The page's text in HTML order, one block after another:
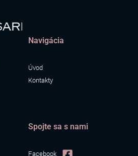
Navigácia
Úvod
Kontakty
Spojte sa s nami
Facebook